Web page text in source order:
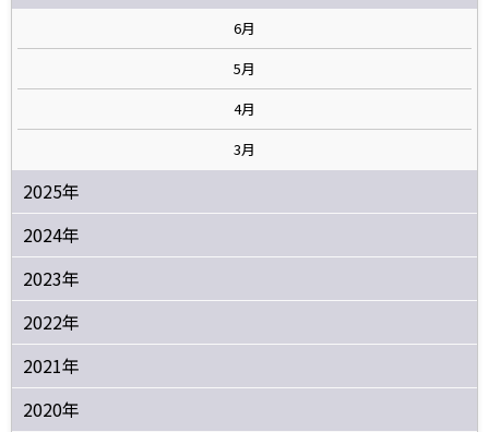
6月
5月
4月
3月
2025年
2024年
2023年
2022年
2021年
2020年